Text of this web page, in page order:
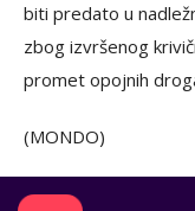
biti predato u
zbog izvršenog
promet opojnih
(MONDO)